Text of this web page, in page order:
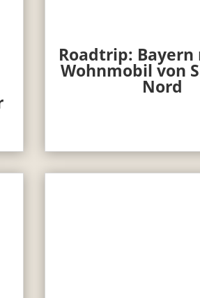
Roadtrip:
Wohnmobil von
Nord